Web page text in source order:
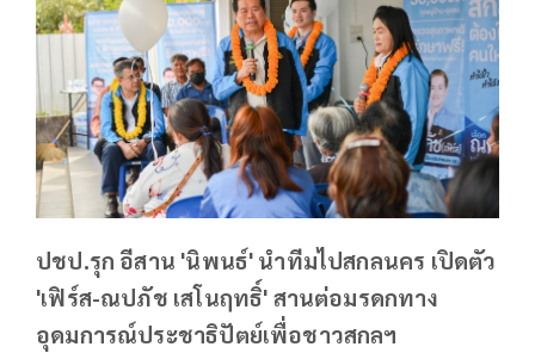
ปชป.รุก อีสาน 'นิพนธ์' นำทีมไปสกลนคร เปิดตัว
'เฟิร์ส-ณปภัช เสโนฤทธิ์' สานต่อมรดกทาง
อุดมการณ์ประชาธิปัตย์เพื่อชาวสกลฯ